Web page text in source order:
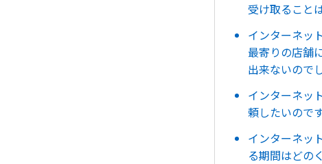
受け取ること
インターネッ
最寄りの店舗
出来ないので
インターネッ
頼したいので
インターネッ
る期間はどの